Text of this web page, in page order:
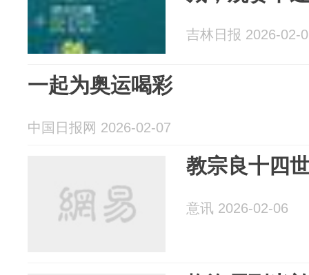
吉林日报 2026-02-
一起为奥运喝彩
中国日报网 2026-02-07
教宗良十四
意讯 2026-02-06